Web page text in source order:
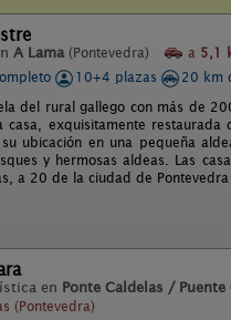
A Lama (Pontevedra) a 5,1
10+4 plazas
20 km
del rural gallego con más de
casa, exquisitamente
ubicación en una pequeña
y hermosas aldeas. Las
a 20 de la ciudad de
en Ponte Caldelas / Puente
(Pontevedra)